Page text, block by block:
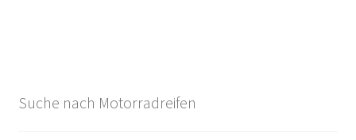
Suche nach Motorradreifen